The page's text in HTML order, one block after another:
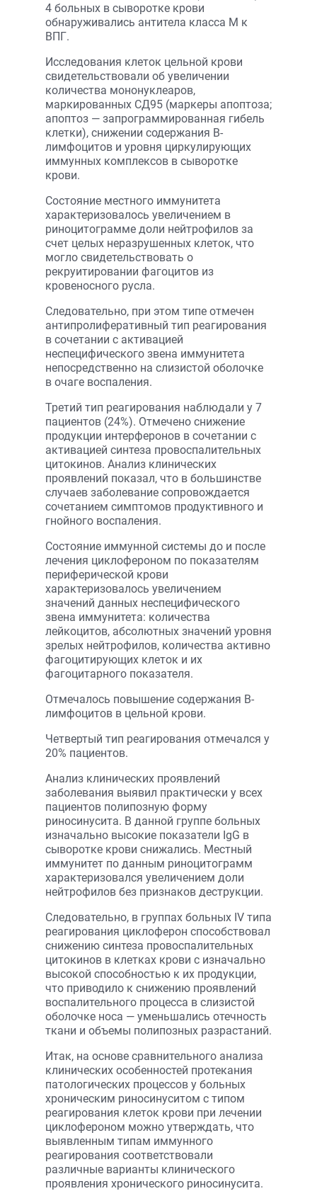
4 больных в сыворотке крови
обнаруживались антитела класса М к
ВПГ.
Исследования клеток цельной крови
свидетельствовали об увеличении
количества мононуклеаров,
маркированных СД95 (маркеры апоптоза;
апоптоз — запрограммированная гибель
клетки), снижении содержания В-
лимфоцитов и уровня циркулирующих
иммунных комплексов в сыворотке
крови.
Состояние местного иммунитета
характеризовалось увеличением в
риноцитограмме доли нейтрофилов за
счет целых неразрушенных клеток, что
могло свидетельствовать о
рекруитировании фагоцитов из
кровеносного русла.
Следовательно, при этом типе отмечен
антипролиферативный тип реагирования
в сочетании с активацией
неспецифического звена иммунитета
непосредственно на слизистой оболочке
в очаге воспаления.
Третий тип реагирования наблюдали у 7
пациентов (24%). Отмечено снижение
продукции интерферонов в сочетании с
активацией синтеза провоспалительных
цитокинов. Анализ клинических
проявлений показал, что в большинстве
случаев заболевание сопровождается
сочетанием симптомов продуктивного и
гнойного воспаления.
Состояние иммунной системы до и после
лечения циклофероном по показателям
периферической крови
характеризовалось увеличением
значений данных неспецифического
звена иммунитета: количества
лейкоцитов, абсолютных значений уровня
зрелых нейтрофилов, количества активно
фагоцитирующих клеток и их
фагоцитарного показателя.
Отмечалось повышение содержания В-
лимфоцитов в цельной крови.
Четвертый тип реагирования отмечался у
20% пациентов.
Анализ клинических проявлений
заболевания выявил практически у всех
пациентов полипозную форму
риносинусита. В данной группе больных
изначально высокие показатели IgG в
сыворотке крови снижались. Местный
иммунитет по данным риноцитограмм
характеризовался увеличением доли
нейтрофилов без признаков деструкции.
Следовательно, в группах больных IV типа
реагирования циклоферон способствовал
снижению синтеза провоспалительных
цитокинов в клетках крови с изначально
высокой способностью к их продукции,
что приводило к снижению проявлений
воспалительного процесса в слизистой
оболочке носа — уменьшались отечность
ткани и объемы полипозных разрастаний.
Итак, на основе сравнительного анализа
клинических особенностей протекания
патологических процессов у больных
хроническим риносинуситом с типом
реагирования клеток крови при лечении
циклофероном можно утверждать, что
выявленным типам иммунного
реагирования соответствовали
различные варианты клинического
проявления хронического риносинусита.